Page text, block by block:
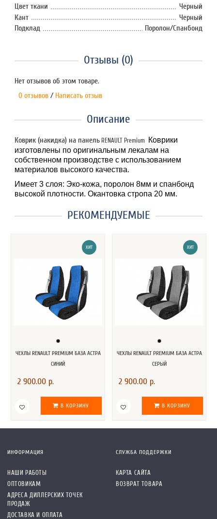
Цвет ткани
Черный
Кант
Черный
Подклад
Поролон/Спанбонд
Отзывы (0)
Нет отзывов об этом товаре.
0 отзывов / Написать отзыв
Описание
Коврик (накидка) на панель RENAULT Premium Коврики
изготовлены по оригинальным лекалам на
собственном производстве с использованием
материалов высокого качества.
Имеет 3 слоя: Эко-кожа, поролон 8мм и спанбонд
высокой плотности. Окантовка стропа 20 мм.
РЕКОМЕНДУЕМЫЕ
ХИТ
ЧЕХЛЫ RENAULT PREMIUM БАЗА АСТРА
СИНИЙ
2 900.00 р.
В КОРЗИНУ
ХИТ
ЧЕХЛЫ RENAULT PREMIUM БАЗА АСТРА
СЕРЫЙ
2 900.00 р.
В КОРЗИНУ
ИНФОРМАЦИЯ
НАШИ РАБОТЫ
ОПТОВИКАМ
АДРЕСА ДИЛЛЕРСКИХ ТОЧЕК
ПРОДАЖ
ДОСТАВКА И ОПЛАТА
СЛУЖБА ПОДДЕРЖКИ
КАРТА САЙТА
ВОЗВРАТ ТОВАРА